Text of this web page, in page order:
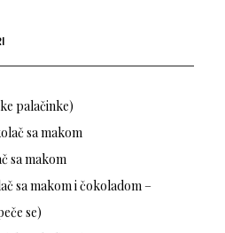
palačinke)
sa makom
sa makom
sa makom i čokoladom –
se)